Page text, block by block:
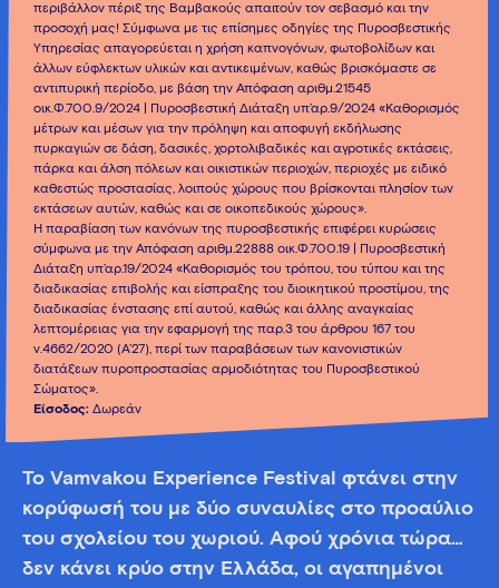
περιβάλλον πέριξ της Βαμβακούς απαιτούν τον σεβασμό και την
προσοχή μας! Σύμφωνα με τις επίσημες οδηγίες της Πυροσβεστικής
Υπηρεσίας απαγορεύεται η χρήση καπνογόνων, φωτοβολίδων και
άλλων εύφλεκτων υλικών και αντικειμένων, καθώς βρισκόμαστε σε
αντιπυρική περίοδο, με βάση την Απόφαση αριθμ.21545
οικ.Φ.700.9/2024 | Πυροσβεστική Διάταξη υπ’αρ.9/2024 «Καθορισμός
μέτρων και μέσων για την πρόληψη και αποφυγή εκδήλωσης
πυρκαγιών σε δάση, δασικές, χορτολιβαδικές και αγροτικές εκτάσεις,
πάρκα και άλση πόλεων και οικιστικών περιοχών, περιοχές με ειδικό
καθεστώς προστασίας, λοιπούς χώρους που βρίσκονται πλησίον των
εκτάσεων αυτών, καθώς και σε οικοπεδικούς χώρους».
Η παραβίαση των κανόνων της πυροσβεστικής επιφέρει κυρώσεις
σύμφωνα με την Απόφαση αριθμ.22888 οικ.Φ.700.19 | Πυροσβεστική
Διάταξη υπ’αρ.19/2024 «Καθορισμός του τρόπου, του τύπου και της
διαδικασίας επιβολής και είσπραξης του διοικητικού προστίμου, της
διαδικασίας ένστασης επί αυτού, καθώς και άλλης αναγκαίας
λεπτομέρειας για την εφαρμογή της παρ.3 του άρθρου 167 του
ν.4662/2020 (Α’27), περί των παραβάσεων των κανονιστικών
διατάξεων πυροπροστασίας αρμοδιότητας του Πυροσβεστικού
Σώματος».
Είσοδος: Δωρεάν
Το Vamvakou Experience Festival φτάνει στην
κορύφωσή του με δύο συναυλίες στο προαύλιο
του σχολείου του χωριού. Αφού χρόνια τώρα…
δεν κάνει κρύο στην Ελλάδα, οι αγαπημένοι